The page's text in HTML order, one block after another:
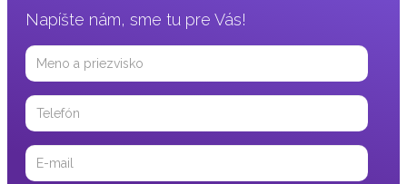
Napíšte nám, sme tu pre Vás!
Meno
a
priezvisko
Telefón
Email